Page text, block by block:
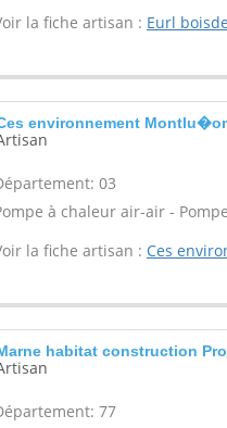
la fiche artisan : Eurl
environnement
03
à chaleur air-air -
la fiche artisan : Ces
habitat construction
77